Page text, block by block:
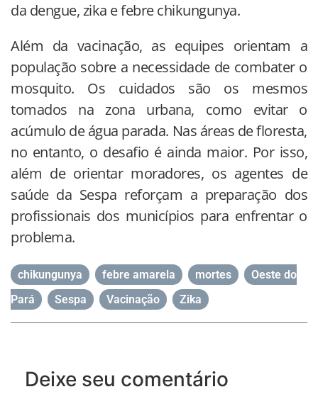
da dengue, zika e febre chikungunya.
Além da vacinação, as equipes orientam a
população sobre a necessidade de combater o
mosquito. Os cuidados são os mesmos
tomados na zona urbana, como evitar o
acúmulo de água parada. Nas áreas de floresta,
no entanto, o desafio é ainda maior. Por isso,
além de orientar moradores, os agentes de
saúde da Sespa reforçam a preparação dos
profissionais dos municípios para enfrentar o
problema.
chikungunya febre amarela mortes
Oeste do
Pará
Sespa Vacinação Zika
Deixe seu comentário